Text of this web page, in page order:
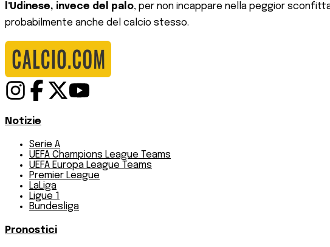
l'Udinese, invece del palo, per non incappare nella peggior
probabilmente anche del calcio stesso.
Notizie
Serie A
UEFA Champions League Teams
UEFA Europa League Teams
Premier League
LaLiga
Ligue 1
Bundesliga
Pronostici